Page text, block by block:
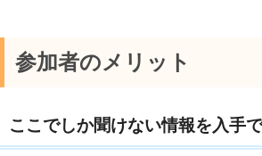
参加者のメリット
ここでしか聞けない情報を入手